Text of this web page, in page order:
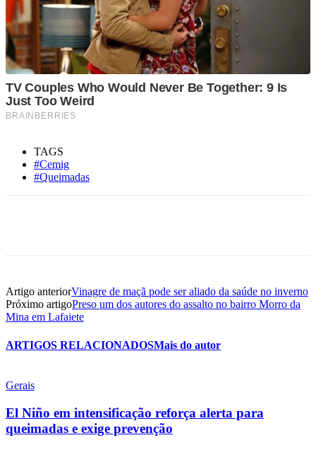
TAGS
#Cemig
#Queimadas
Artigo anteriorVinagre de maçã pode ser aliado da saúde no inverno
Próximo artigoPreso um dos autores do assalto no bairro Morro da
Mina em Lafaiete
ARTIGOS RELACIONADOSMais do autor
Gerais
El Niño em intensificação reforça alerta para
queimadas e exige prevenção